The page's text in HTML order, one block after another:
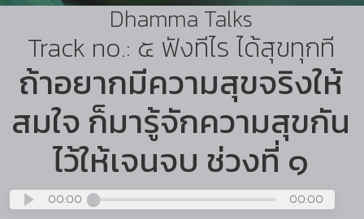
Dhamma Talks
Track no.: ๕ ฟังทีไร ได้สุขทุกที
ถ้าอยากมีความสุขจริงให้
สมใจ ก็มารู้จักความสุขกัน
ไว้ให้เจนจบ ช่วงที่ ๑
00:00 00:00